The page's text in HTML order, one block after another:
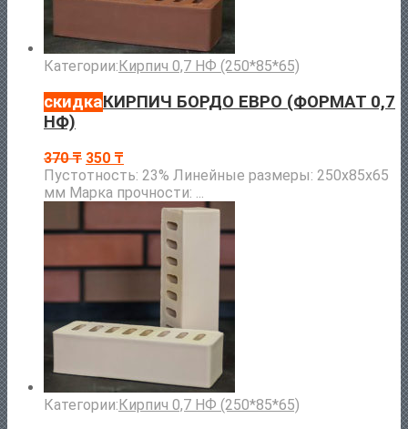
Категории: Кирпич 0,7 НФ (250*85*65)
скидкаКИРПИЧ БОРДО ЕВРО (ФОРМАТ 0,7
НФ)
370₸ 350 ₸
Пустотность: 23% Линейные размеры: 250х85х65
мм Марка прочности: ...
Категории:Кирпич 0,7 НФ (250*85*65)